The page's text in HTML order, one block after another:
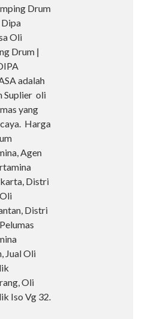
Drum
Dipa
Oli
Drum |
adalah
Suplier oli
yang
Harga
Agen
Distri
Distri
Jual Oli
Oli
Iso Vg 32.